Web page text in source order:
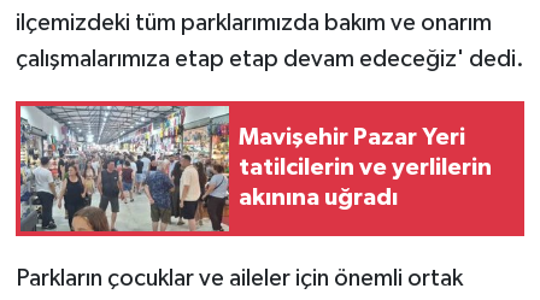
ilçemizdeki tüm parklarımızda bakım ve onarım
çalışmalarımıza etap etap devam edeceğiz' dedi.
Mavişehir Pazar Yeri
tatilcilerin ve yerlilerin
akınına uğradı
Parkların çocuklar ve aileler için önemli ortak